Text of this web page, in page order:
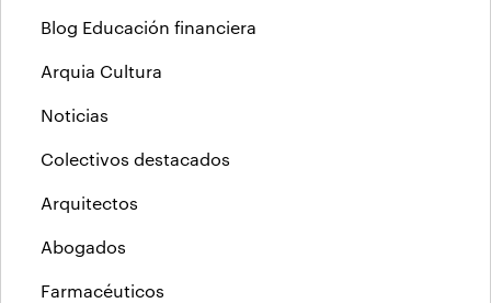
Blog Educación financiera
Arquia Cultura
Noticias
Colectivos destacados
Arquitectos
Abogados
Farmacéuticos